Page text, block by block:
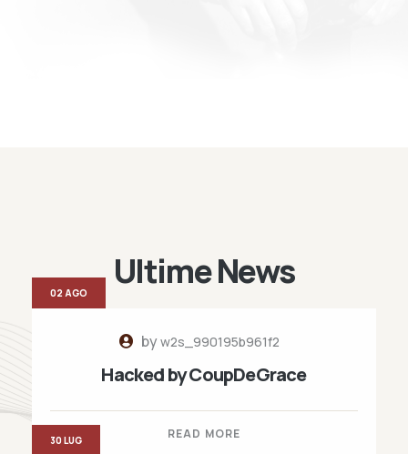
Ultime News
byw2s_990195b961f2
Hacked by CoupDeGrace
READ MORE
02 AGO
30 LUG